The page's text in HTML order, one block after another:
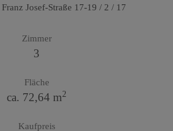
Franz Josef-Straße 17-19 / 2 / 17
Zimmer
3
Fläche
ca. 72,64 m2
Kaufpreis